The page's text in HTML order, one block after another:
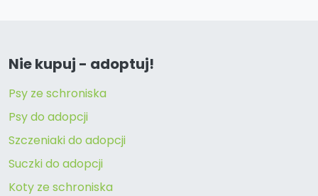
Nie kupuj - adoptuj!
Psy ze schroniska
Psy do adopcji
Szczeniaki do adopcji
Suczki do adopcji
Koty ze schroniska